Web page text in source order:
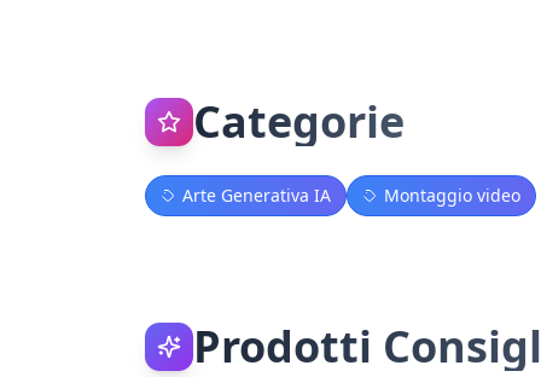
Categorie
Arte Generativa IA Montaggio video
Prodotti